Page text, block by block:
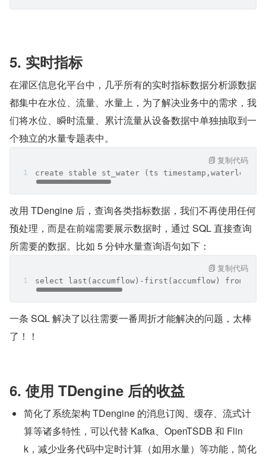
5. 实时指标
在灌区信息化平台中，几乎所有的实时指标数据分析源数据
都集中在水位、流量、水量上，为了解决业务中的需求，我
们将水位、瞬时流量、累计流量从设备数据中单独抽取到一
个独立的水量专题表中。
create stable st_water (ts timestamp,waterleve
复制代码
改用 TDengine 后，查询各类指标数据，我们不再使用任何
预处理，而是在前端需要展示数据时，通过 SQL 直接查询
所需要的数据。比如 5 分钟水量查询语句如下：
select last(accumflow)-first(accumflow) from
复制代码
一条 SQL 解决了以往需要一番周折才能解决的问题，太棒
了！！
6. 使用 TDengine 后的收益
简化了系统架构 TDengine 的消息订阅、缓存、流式计
算等诸多特性，可以代替 Kafka、OpenTSDB 和 Flin
k，减少业务代码中定时计算（如用水量）等功能，简化